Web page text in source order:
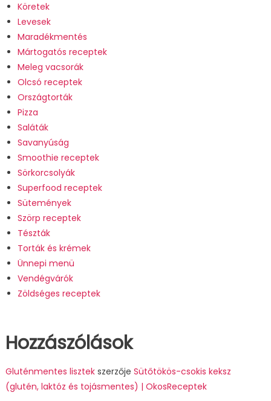
Köretek
Levesek
Maradékmentés
Mártogatós receptek
Meleg vacsorák
Olcsó receptek
Országtorták
Pizza
Saláták
Savanyúság
Smoothie receptek
Sörkorcsolyák
Superfood receptek
Sütemények
Szörp receptek
Tészták
Torták és krémek
Ünnepi menü
Vendégvárók
Zöldséges receptek
Hozzászólások
Gluténmentes lisztekszerzője Sütőtökös-csokis keksz
(glutén, laktóz és tojásmentes) | OkosReceptek